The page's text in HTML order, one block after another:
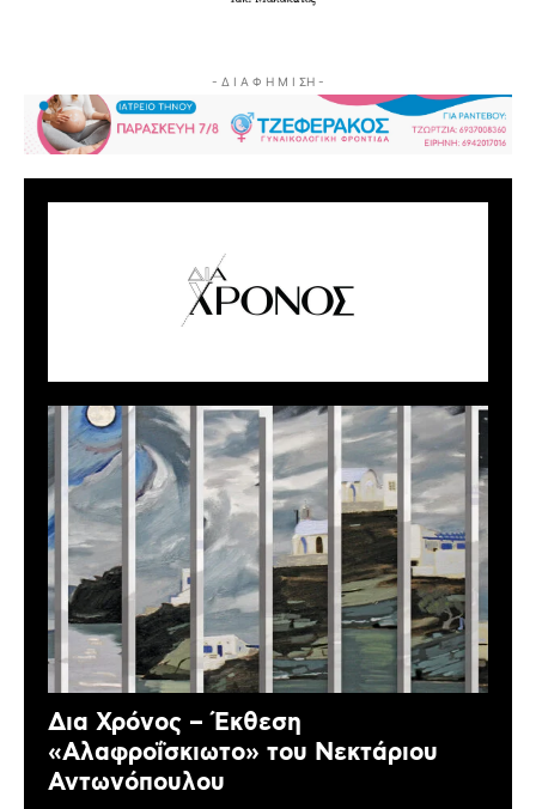
- Δ Ι Α Φ Η Μ Ι ΣΗ -
Δια Χρόνος – Έκθεση
«Αλαφροΐσκιωτο» του Νεκτάριου
Αντωνόπουλου